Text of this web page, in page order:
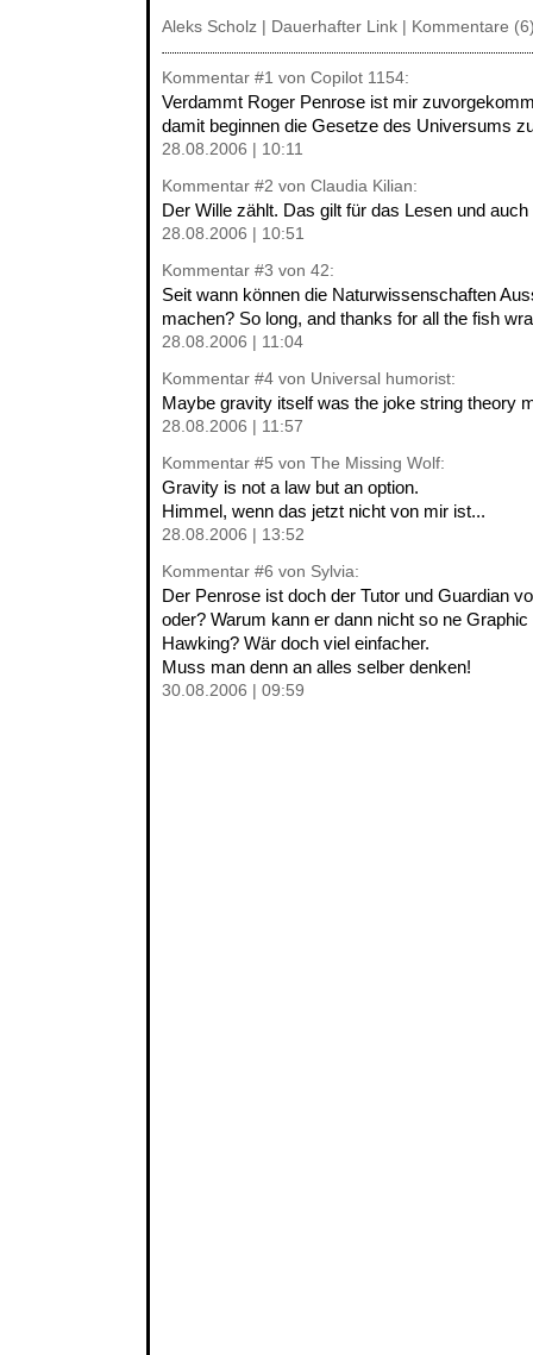
Aleks Scholz | Dauerhafter Link Kommentare
Kommentar #1 von Copilot 1154:
Verdammt Roger Penrose ist mir
damit beginnen die Gesetze des Universums
28.08.2006 | 10:11
Kommentar #2 von Claudia Kilian:
Der Wille zählt. Das gilt für das Lesen und
28.08.2006 | 10:51
Kommentar #3 von 42:
Seit wann können die Naturwissenschaften
machen? So long, and thanks for all the fish
28.08.2006 | 11:04
Kommentar #4 von Universal humorist:
Maybe gravity itself was the joke string theory
28.08.2006 | 11:57
Kommentar #5 von The Missing Wolf:
Gravity is not a law but an option.
Himmel, wenn das jetzt nicht von mir ist...
28.08.2006 | 13:52
Kommentar #6 von Sylvia:
Der Penrose ist doch der Tutor und Guardian
oder? Warum kann er dann nicht so ne
Hawking? Wär doch viel einfacher.
Muss man denn an alles selber denken!
30.08.2006 | 09:59